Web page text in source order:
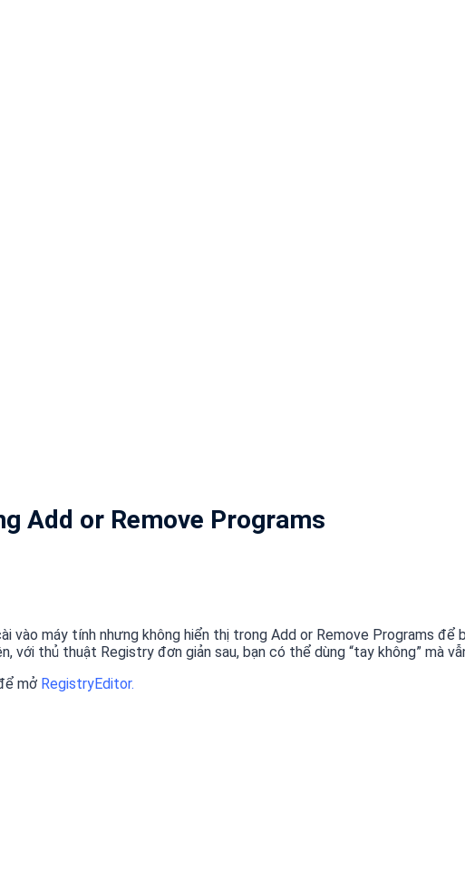
Add or Remove Programs
vào máy tính nhưng không hiển thị trong Add or Remove Programs để
với thủ thuật Registry đơn giản sau, bạn có thể dùng “tay không” mà
mở RegistryEditor.